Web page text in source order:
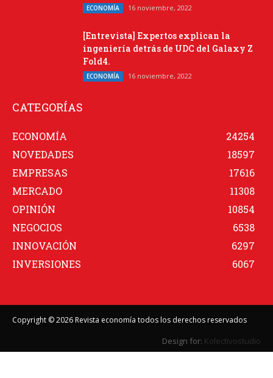
ECONOMÍA 16 noviembre, 2022
[Entrevista] Expertos explican la
ingeniería detrás de UDC del Galaxy Z
Fold4.
ECONOMÍA 16 noviembre, 2022
CATEGORÍAS
ECONOMÍA
24254
NOVEDADES
18597
EMPRESAS
17616
MERCADO
11308
OPINIÓN
10854
NEGOCIOS
6538
INNOVACIÓN
6297
INVERSIONES
6067
Copyright © 2026 Revista economía todos los derechos reservados
Design for: Kolectivostudio